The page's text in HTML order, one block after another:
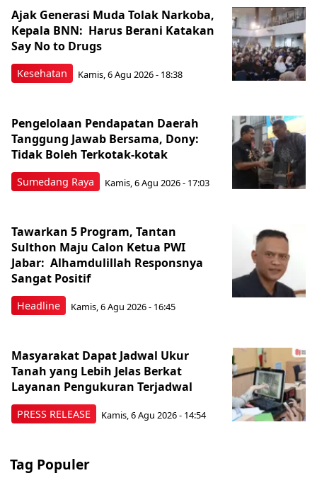
Kesehatan
Ajak Generasi Muda Tolak Narkoba,
Kepala BNN: Harus Berani Katakan
Say No to Drugs
Kamis, 6 Agu 2026 - 18:38
Sumedang Raya
Pengelolaan Pendapatan Daerah
Tanggung Jawab Bersama, Dony:
Tidak Boleh Terkotak-kotak
Kamis, 6 Agu 2026 - 17:03
Headline
Tawarkan 5 Program, Tantan
Sulthon Maju Calon Ketua PWI
Jabar: Alhamdulillah Responsnya
Sangat Positif
Kamis, 6 Agu 2026 - 16:45
PRESS RELEASE
Masyarakat Dapat Jadwal Ukur
Tanah yang Lebih Jelas Berkat
Layanan Pengukuran Terjadwal
Kamis, 6 Agu 2026 - 14:54
Tag Populer